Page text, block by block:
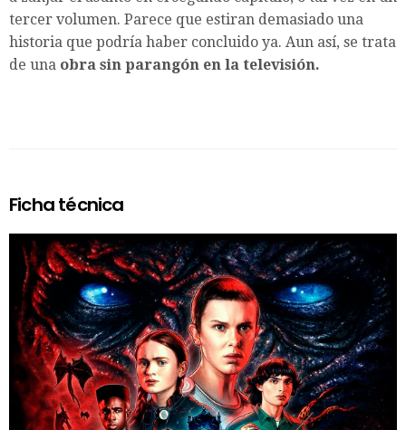
tercer volumen. Parece que estiran demasiado una
historia que podría haber concluido ya. Aun así, se trata
de una obra sin parangón en la televisión.
Ficha técnica